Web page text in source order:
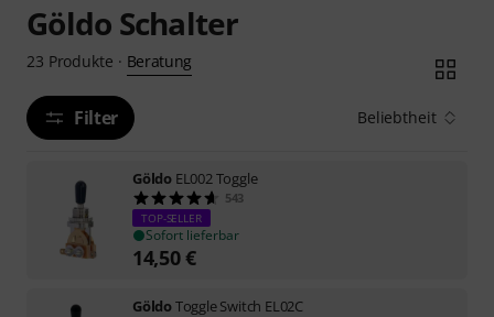
Göldo Schalter
23 Produkte · Beratung
Filter Beliebtheit
Göldo EL002 Toggle
543
TOP-SELLER
Sofort lieferbar
14,50€
GöldoToggle Switch EL02C